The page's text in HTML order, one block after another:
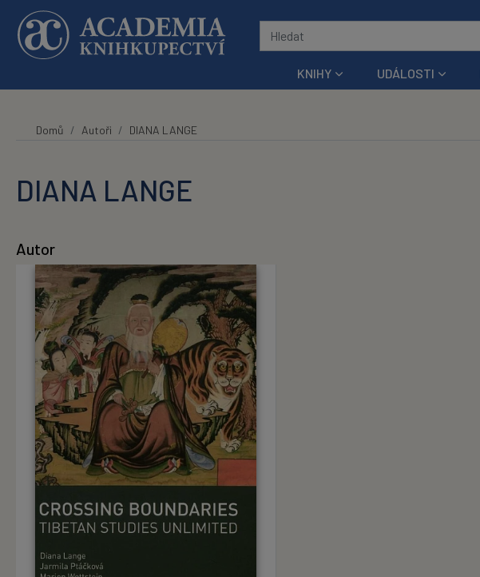
Přeskočit na hlavní obsah
KNIHY UDÁLOSTI
Domů Autoři DIANA LANGE
DIANA LANGE
Autor